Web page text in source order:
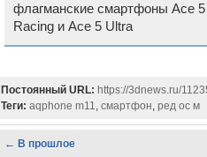
флагманские смартфоны Ace 5
Racing и Ace 5 Ultra
Постоянный URL: https://3dnews.ru/
Теги: aqphone m11 смартфон ред ос м
← В прошлое